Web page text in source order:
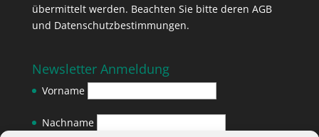
übermittelt werden. Beachten Sie bitte deren AGB
und Datenschutzbestimmungen.
Newsletter Anmeldung
Vorname
Nachname